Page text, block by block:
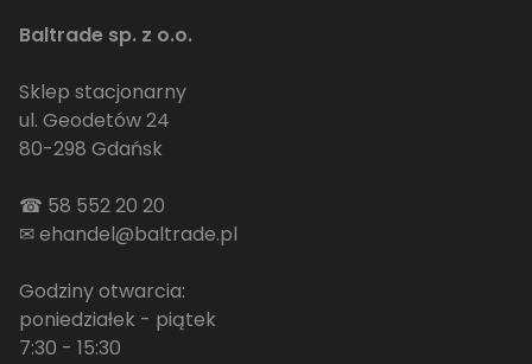
Baltrade sp. z o.o.
Sklep stacjonarny
ul. Geodetów 24
80-298 Gdańsk
☎ 58 552 20 20
✉ehandel@baltrade.pl
Godziny otwarcia:
poniedziałek - piątek
7:30 - 15:30